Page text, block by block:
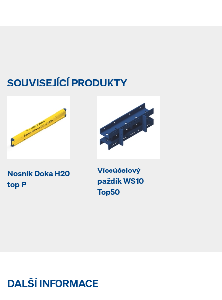
SOUVISEJÍCÍ PRODUKTY
Nosník Doka H20
top P
Víceúčelový
paždík WS10
Top50
DALŠÍ INFORMACE